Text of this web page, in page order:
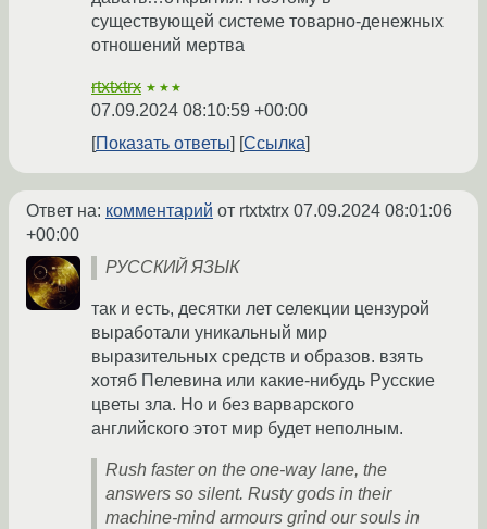
существующей системе товарно-денежных
отношений мертва
rtxtxtrx ★★★
07.09.2024 08:10:59 +00:00
Показать ответы
Ссылка
Ответ на: комментарий от rtxtxtrx 07.09.2024 08:01:06
+00:00
РУССКИЙ ЯЗЫК
так и есть, десятки лет селекции цензурой
выработали уникальный мир
выразительных средств и образов. взять
хотяб Пелевина или какие-нибудь Русские
цветы зла. Но и без варварского
английского этот мир будет неполным.
Rush faster on the one-way lane, the
answers so silent. Rusty gods in their
machine-mind armours grind our souls in